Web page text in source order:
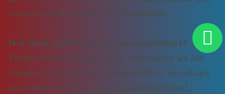
via een onderhoudsrapport of werkbon.
Wat doen jullie bij een onderhoudsbeurt?
Tijdens een onderhoudsbeurt controleren we het
complete systeem. We reinigen filters, wisselaars
en condensafvoer, meten het koelmiddelpeil,